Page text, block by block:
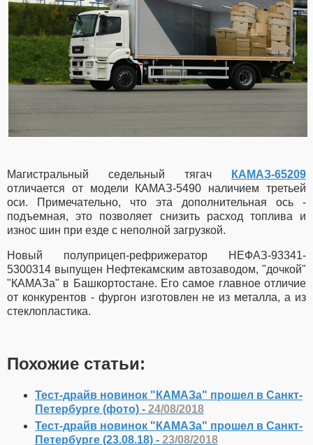
Магистральный седельный тягач
КАМАЗ-65209
отличается от модели КАМАЗ-5490 наличием третьей
оси. Примечательно, что эта дополнительная ось -
подъемная, это позволяет снизить расход топлива и
износ шин при езде с неполной загрузкой.
Новый полуприцеп-рефрижератор НЕФАЗ-93341-
5300314 выпущен Нефтекамским автозаводом, "дочкой"
"КАМАЗа" в Башкортостане. Его самое главное отличие
от конкурентов - фургон изготовлен не из металла, а из
стеклопластика.
Похожие статьи:
Тест-драйв новинок "КАМАЗа" прошел в Санкт-
Петербурге (фото) - 24/08/2018
Тест-драйв новинок "КАМАЗа" прошел в Санкт-
Петербурге (23.08.18) - 23/08/2018